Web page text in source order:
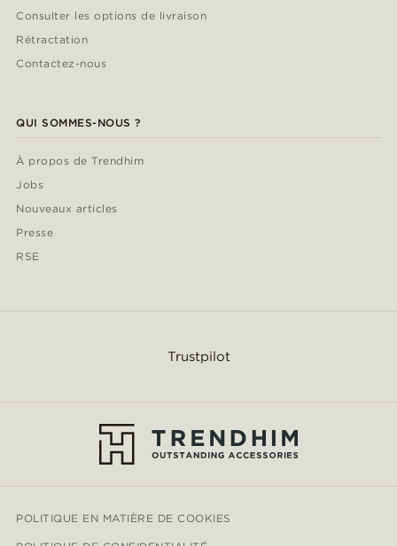
Consulter les options de livraison
Rétractation
Contactez-nous
QUI SOMMES-NOUS ?
À propos de Trendhim
Jobs
Nouveaux articles
Presse
RSE
Trustpilot
POLITIQUE EN MATIÈRE DE COOKIES